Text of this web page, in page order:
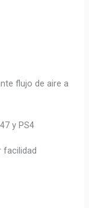
flujo de aire a
y PS4
facilidad